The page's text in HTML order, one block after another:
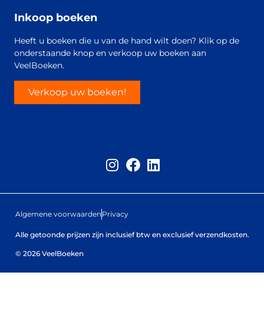
Inkoop boeken
Heeft u boeken die u van de hand wilt doen? Klik op de
onderstaande knop en verkoop uw boeken aan
VeelBoeken.
Verkoop uw boeken!
Algemene voorwaarden Privacy
Alle getoonde prijzen zijn inclusief btw en exclusief verzendkosten.
© 2026 VeelBoeken